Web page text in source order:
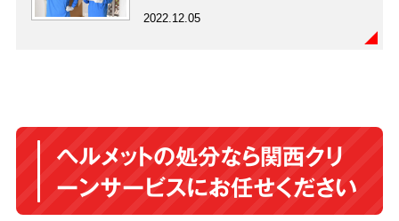
2022.12.05
ヘルメットの処分なら関西クリ
ーンサービスにお任せください